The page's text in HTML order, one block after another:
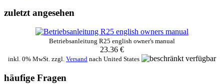
zuletzt angesehen
Betriebsanleitung R25 english owner's manual
23.36 €
inkl. 0% MwSt. zzgl. Versand nach United States
häufige Fragen